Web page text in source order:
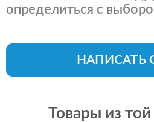
определиться с
НАПИСАТЬ
Товары из